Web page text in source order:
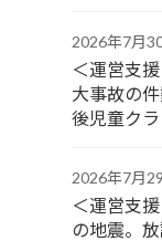
2026年7月
＜運営支
大事故の
後児童クラ
2026年7月
＜運営支
の地震。